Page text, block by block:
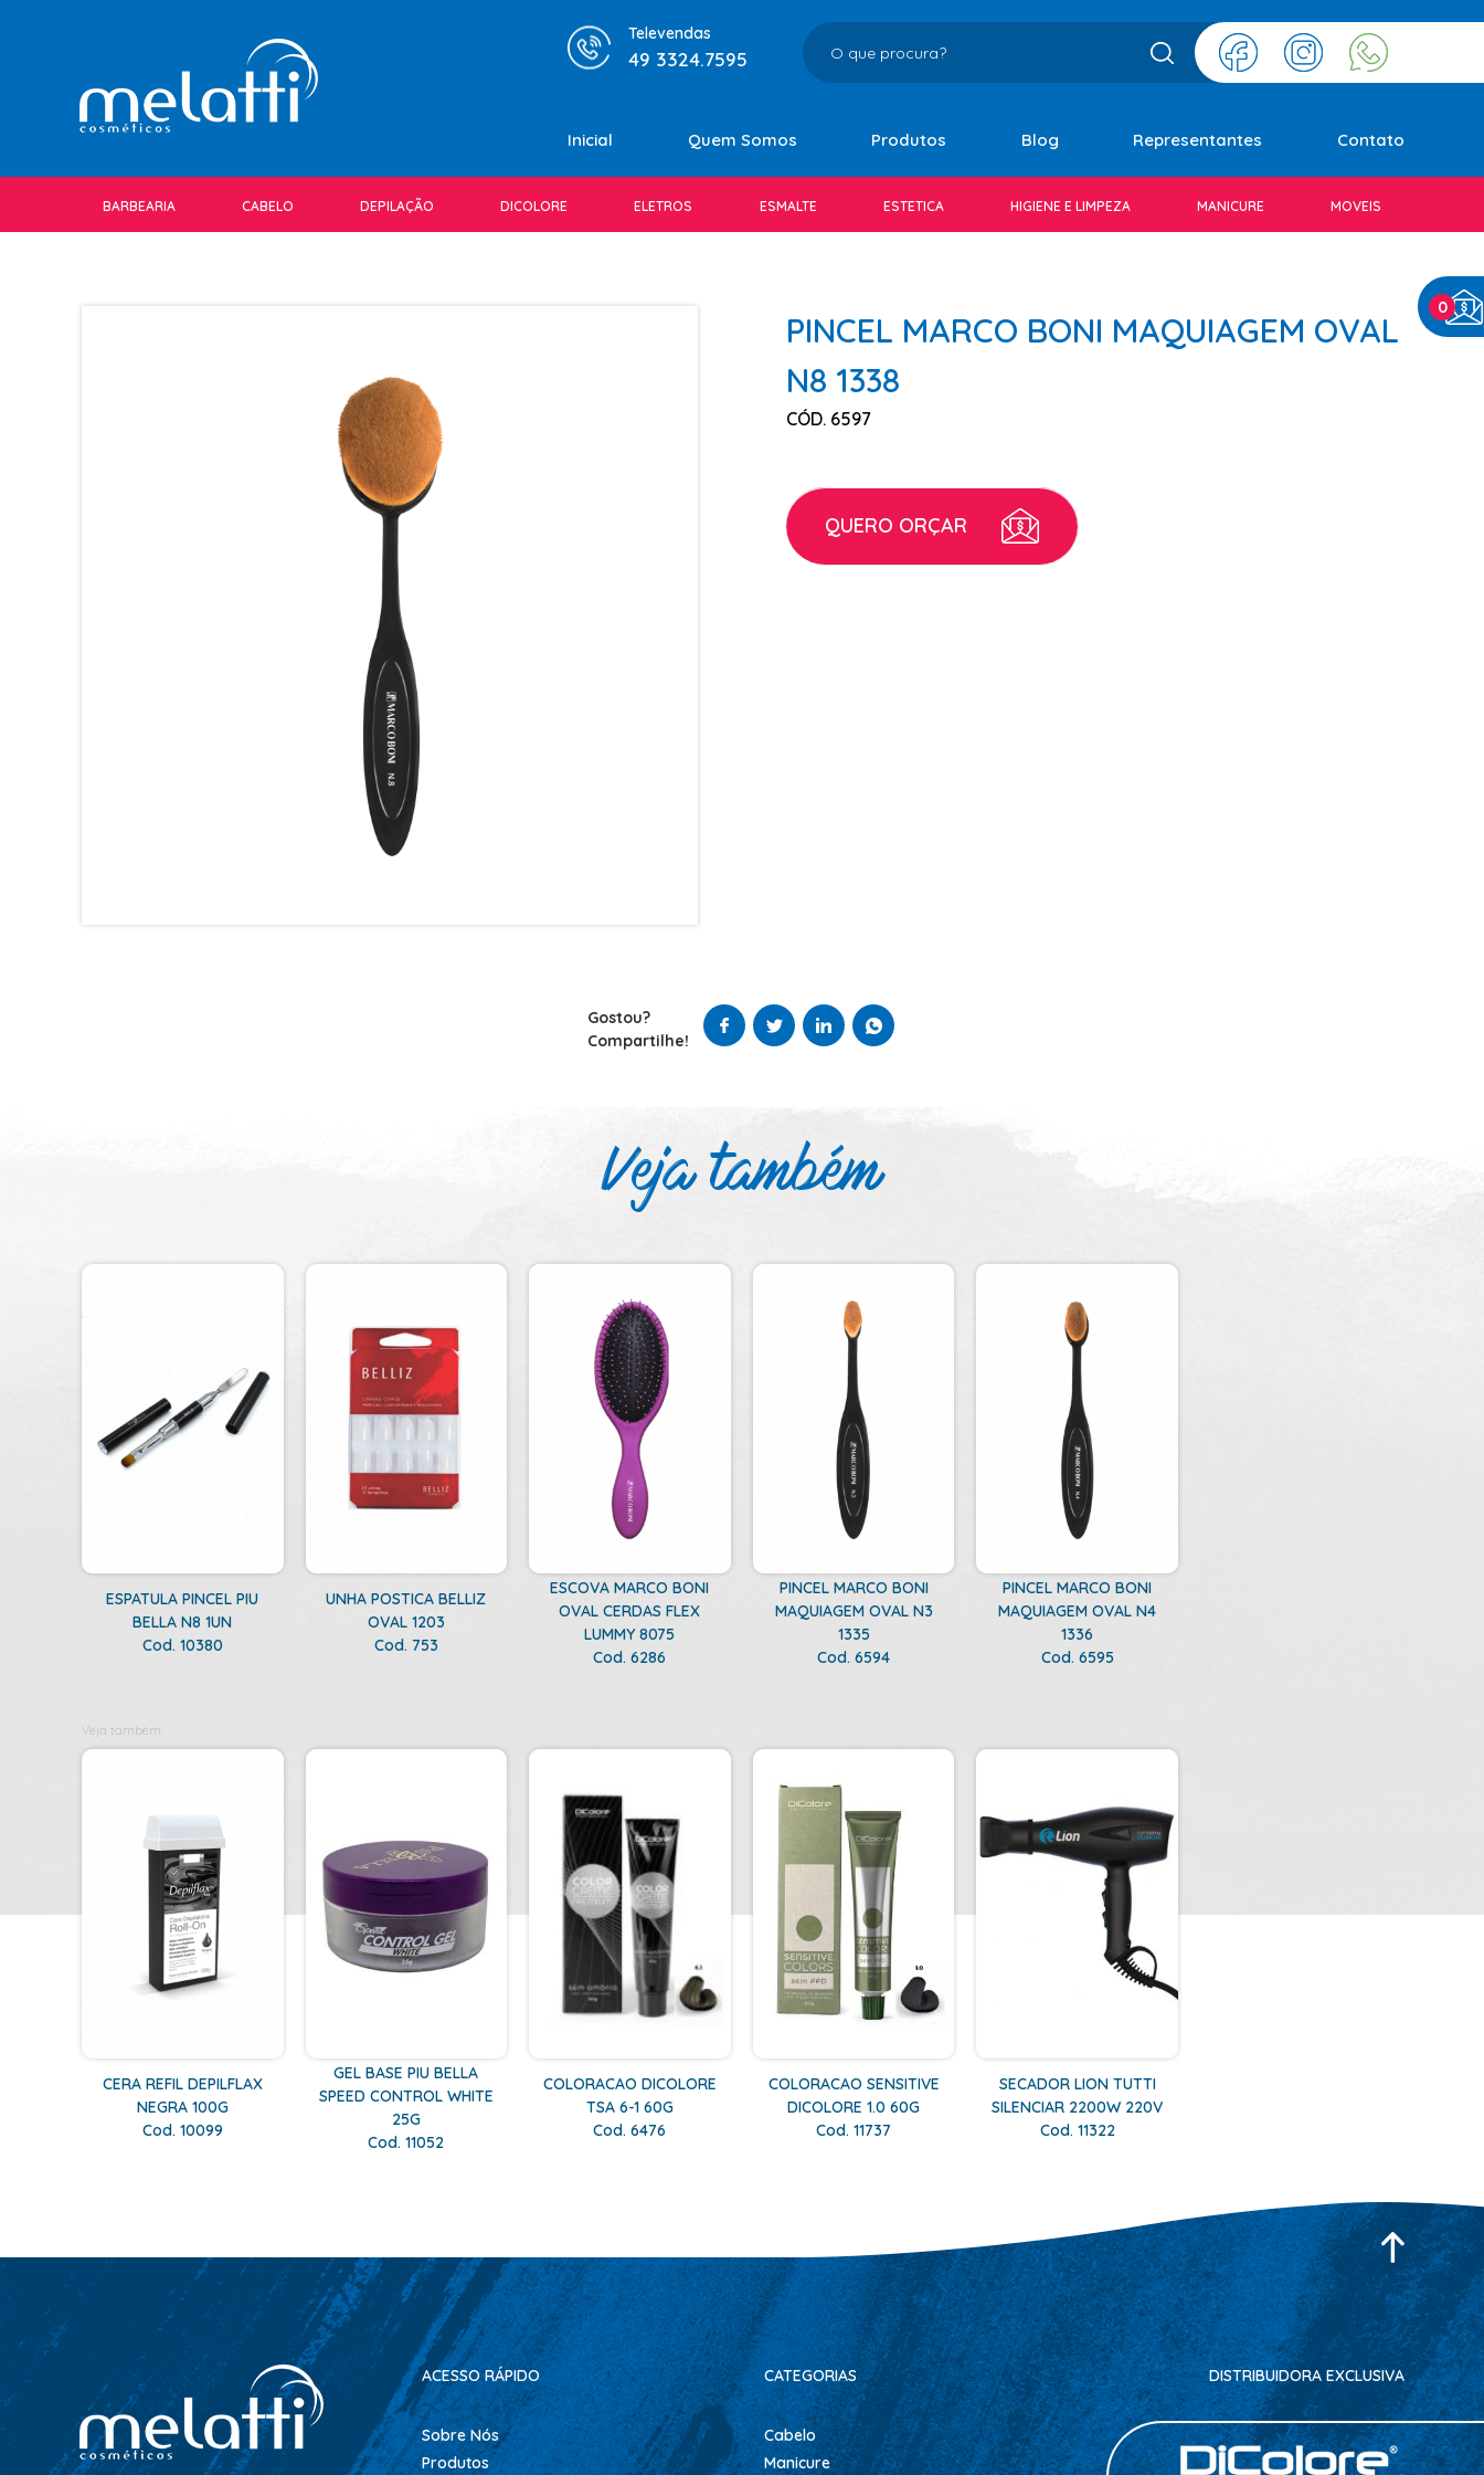
Televendas
49 3324.7595
Inicial Quem Somos Produtos Blog Representantes Contato
BARBEARIA CABELO DEPILAÇÃO DICOLORE ELETROS ESMALTE ESTETICA HIGIENE E LIMPEZA MANICURE MOVEIS
0
PINCEL MARCO BONI MAQUIAGEM OVAL
N8 1338
CÓD. 6597
QUERO ORÇAR
Gostou?
Compartilhe!
Veja também
ESPATULA PINCEL PIU
BELLA N8 1UN
Cod. 10380
UNHA POSTICA BELLIZ
OVAL 1203
Cod. 753
ESCOVA MARCO BONI
OVAL CERDAS FLEX
LUMMY 8075
Cod. 6286
PINCEL MARCO BONI
MAQUIAGEM OVAL N3
1335
Cod. 6594
PINCEL MARCO BONI
MAQUIAGEM OVAL N4
1336
Cod. 6595
Veja também:
CERA REFIL DEPILFLAX
NEGRA 100G
Cod. 10099
GEL BASE PIU BELLA
SPEED CONTROL WHITE
25G
Cod. 11052
COLORACAO DICOLORE
TSA 6-1 60G
Cod. 6476
COLORACAO SENSITIVE
DICOLORE 1.0 60G
Cod. 11737
SECADOR LION TUTTI
SILENCIAR 2200W 220V
Cod. 11322
ACESSO RÁPIDO
Sobre Nós
Produtos
CATEGORIAS
Cabelo
Manicure
DISTRIBUIDORA EXCLUSIVA